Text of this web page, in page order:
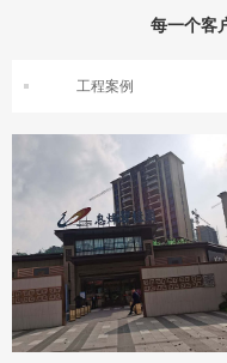
每一个客
工程案例